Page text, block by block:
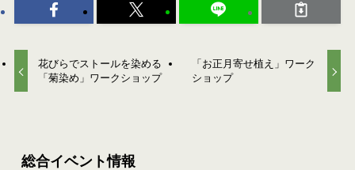
花びらでストールを染める
「菊染め」ワークショップ
「お正月寄せ植え」ワーク
ショップ
総合イベント情報